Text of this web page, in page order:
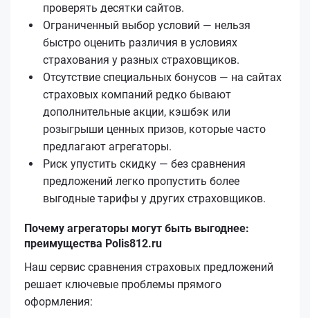
проверять десятки сайтов.
Ограниченный выбор условий — нельзя
быстро оценить различия в условиях
страхования у разных страховщиков.
Отсутствие специальных бонусов — на сайтах
страховых компаний редко бывают
дополнительные акции, кэшбэк или
розыгрыши ценных призов, которые часто
предлагают агрегаторы.
Риск упустить скидку — без сравнения
предложений легко пропустить более
выгодные тарифы у других страховщиков.
Почему агрегаторы могут быть выгоднее:
преимущества Polis812.ru
Наш сервис сравнения страховых предложений
решает ключевые проблемы прямого
оформления: